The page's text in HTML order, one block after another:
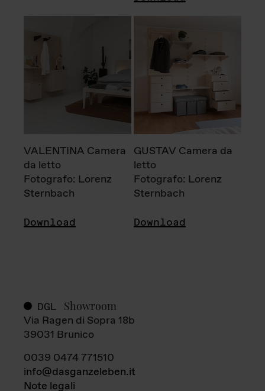
VALENTINA Camera
da letto
Fotografo: Lorenz
Sternbach
Download
GUSTAV Camera da
letto
Fotografo: Lorenz
Sternbach
Download
DGL Showroom
Via Ragen di Sopra 18b
39031 Brunico
0039 0474 771510
info@dasganzeleben.it
Note legali